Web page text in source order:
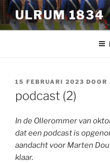
Ga
naar
de
ULRUM 1834
GEPLAATST
15 FEBRUARI 2023 DOOR
podcast (2)
In de Ollerommer van
dat een podcast is
aandacht voor Marten
klaar.